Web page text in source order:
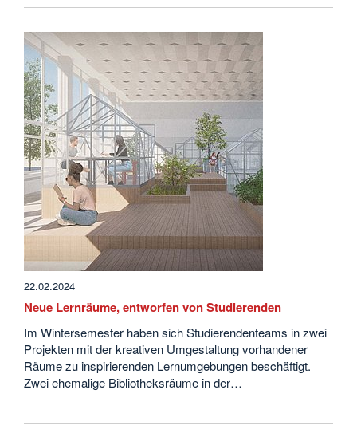
22.02.2024
Neue Lernräume, entworfen von Studierenden
Im Wintersemester haben sich Studierendenteams in zwei
Projekten mit der kreativen Umgestaltung vorhandener
Räume zu inspirierenden Lernumgebungen beschäftigt.
Zwei ehemalige Bibliotheksräume in der…